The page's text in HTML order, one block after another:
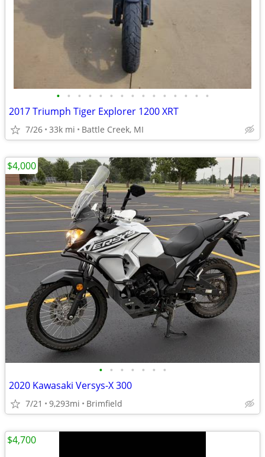
• • • • • • • • • • • • • • •
2017 Triumph Tiger Explorer 1200 XRT
7/26 33k mi Battle Creek, MI
• • • • • • •
2020 Kawasaki Versys-X 300
7/21 9,293mi Brimfield
$4,000
$4,700